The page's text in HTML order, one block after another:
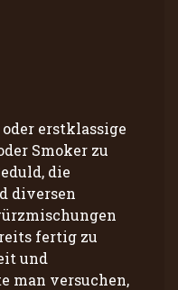
erstklassige
Smoker zu
die
diversen
fertig zu
und
man versuchen,